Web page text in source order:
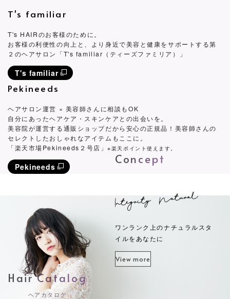
T's familiar
T's HAIRのお客様のために。
お客様の利便性の向上と、より身近で美容と健康をサポートする第
２のヘアサロン「T's familiar（ティーズファミリア）」
T's familiar
Pekineeds
ヘアサロン運営 × 美容師さんに相談もOK
自分にあったヘアケア・スキンケアとの出会いを。
美容院が運営する通販ショップだから安心の正規品！美容師さんの
セレクトしたおしゃれなアイテムもここに。
「楽天市場Pekineeds２号店」※楽天ポイント使えます。
Pekineeds
Concept
ワンランク上のナチュラルスタ
イルをあなたに
View more
Hair Catalog
ヘアカタログ